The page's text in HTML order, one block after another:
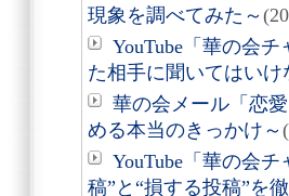
現象を調べてみた～
YouTube「華の会
た相手に聞いてはい
華の会メール「恋
める本当のきっかけ～
YouTube「華の会
稿”と“損する投稿”を